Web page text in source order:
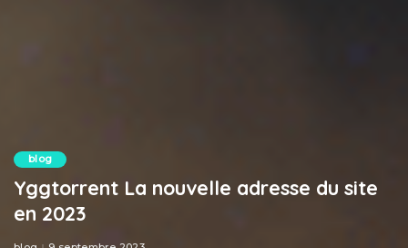
blog
Yggtorrent La nouvelle adresse du site
en 2023